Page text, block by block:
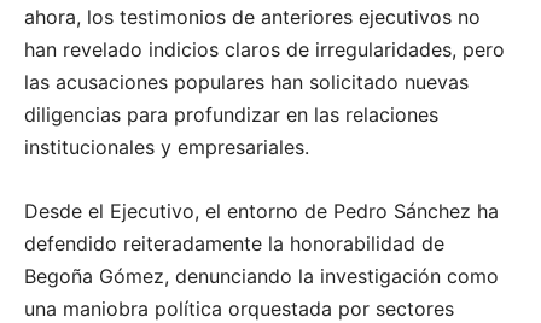
ahora, los testimonios de anteriores ejecutivos no
han revelado indicios claros de irregularidades, pero
las acusaciones populares han solicitado nuevas
diligencias para profundizar en las relaciones
institucionales y empresariales.
Desde el Ejecutivo, el entorno de Pedro Sánchez ha
defendido reiteradamente la honorabilidad de
Begoña Gómez, denunciando la investigación como
una maniobra política orquestada por sectores